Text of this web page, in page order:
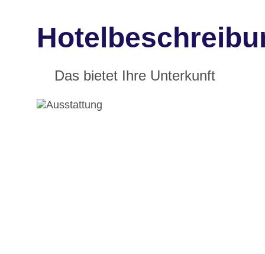
Das bietet Ihre Unterkunft